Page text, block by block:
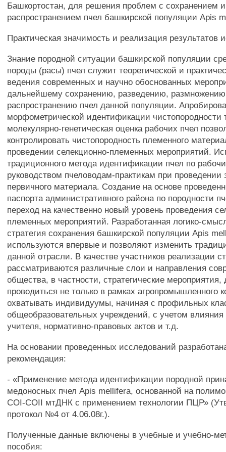
Башкортостан, для решения проблем с сохранением и
распространением пчел башкирской популяции Apis
Практическая значимость и реализация результатов
Знание породной ситуации башкирской популяции
породы (расы) пчел служит теоретической и
ведения современных и научно обоснованных
дальнейшему сохранению, разведению,
распространению пчел данной популяции.
морфометрической идентификации чистопородности
молекулярно-генетическая оценка рабочих пчел
контролировать чистопородность племенного
проведении селекционно-племенных мероприятий.
традиционного метода идентификации пчел по
руководством пчеловодам-практикам при проведении
первичного материала. Создание на основе
паспорта административного района по породности
переход на качественно новый уровень проведения
племенных мероприятий. Разработанная логико-
стратегия сохранения башкирской популяции Apis
используются впервые и позволяют изменить
данной отрасли. В качестве участников реализации
рассматриваются различные слои и направления
общества, в частности, стратегические
проводиться не только в рамках агропромышленного
охватывать индивидуумы, начиная с профильных
общеобразовательных учреждений, с учетом влияния
учителя, нормативно-правовых актов и т.д.
На основании проведенных исследований
рекомендация:
- «Применение метода идентификации породной
медоносных пчел Apis mellifera, основанной на
COI-COII мтДНК с применением технологии ПЦР»
протокол №4 от 4.06.08г.).
Полученные данные включены в учебные и учебно-
пособия: